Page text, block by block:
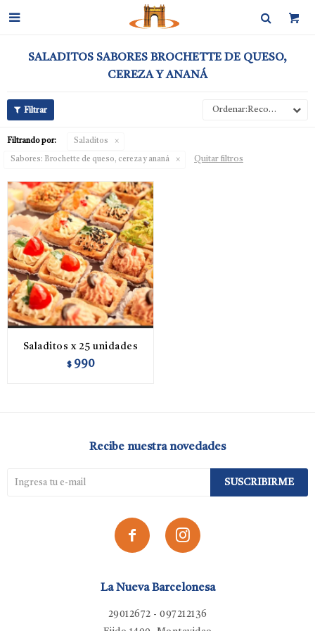

SALADITOS SABORES BROCHETTE DE QUESO,
CEREZA Y ANANÁ
Recomendados
Filtrando por: Saladitos
Sabores: Brochette de queso, cereza y ananá Quitar filtros
Saladitos x 25 unidades
$ 990
La Nueva Barcelonesa
29012672 - 097212136
Recibe nuestra novedades
SUSCRIBIRME
 